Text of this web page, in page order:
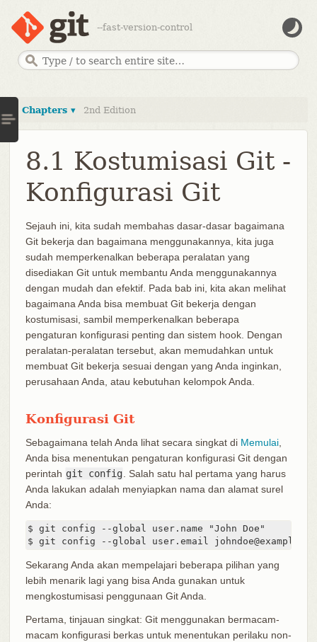
--fast-version-control
Chapters ▾ 2nd Edition
8.1 Kostumisasi Git -
Konfigurasi Git
Sejauh ini, kita sudah membahas dasar-dasar bagaimana
Git bekerja dan bagaimana menggunakannya, kita juga
sudah memperkenalkan beberapa peralatan yang
disediakan Git untuk membantu Anda menggunakannya
dengan mudah dan efektif. Pada bab ini, kita akan melihat
bagaimana Anda bisa membuat Git bekerja dengan
kostumisasi, sambil memperkenalkan beberapa
pengaturan konfigurasi penting dan sistem hook. Dengan
peralatan-peralatan tersebut, akan memudahkan untuk
membuat Git bekerja sesuai dengan yang Anda inginkan,
perusahaan Anda, atau kebutuhan kelompok Anda.
Konfigurasi Git
Sebagaimana telah Anda lihat secara singkat di Memulai,
Anda bisa menentukan pengaturan konfigurasi Git dengan
perintah git config . Salah satu hal pertama yang harus
Anda lakukan adalah menyiapkan nama dan alamat surel
Anda:
$ git config --global user.name "John Doe"
$ git config --global user.email
Sekarang Anda akan mempelajari beberapa pilihan yang
lebih menarik lagi yang bisa Anda gunakan untuk
mengkostumisasi penggunaan Git Anda.
Pertama, tinjauan singkat: Git menggunakan bermacam-
macam konfigurasi berkas untuk menentukan perilaku non-